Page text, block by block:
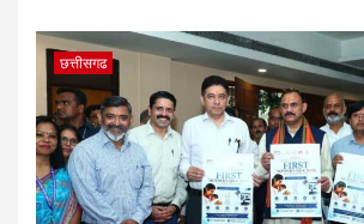
छत्तीसगढ